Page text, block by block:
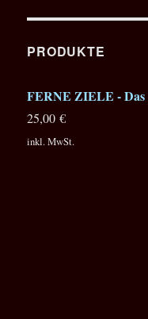
Beiträge
PRODUKTE
FERNE ZIELE - Das
25,00€
inkl. MwSt.